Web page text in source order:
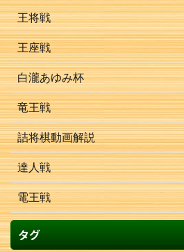
王将戦
王座戦
白瀧あゆみ杯
竜王戦
詰将棋動画解説
達人戦
電王戦
タグ